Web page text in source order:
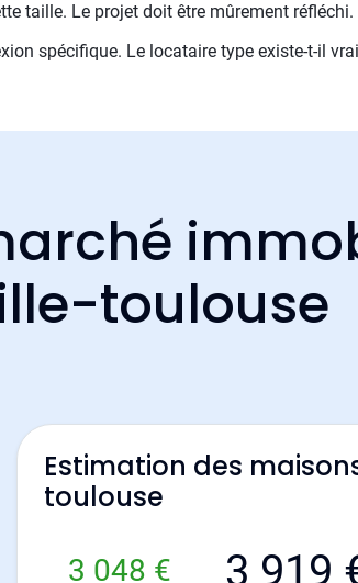
taille. Le projet doit être mûrement réfléchi.
spécifique. Le locataire type existe-t-il
toulouse
Estimation des
toulouse
3 048 € 3 919